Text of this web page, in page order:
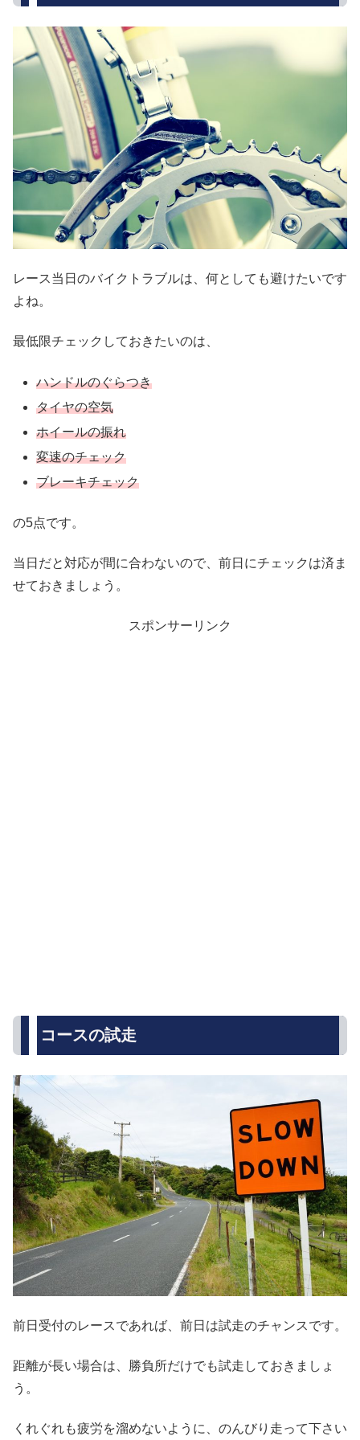
レース当日のバイクトラブルは、何としても避けたいです
よね。
最低限チェックしておきたいのは、
ハンドルのぐらつき
タイヤの空気
ホイールの振れ
変速のチェック
ブレーキチェック
の5点です。
当日だと対応が間に合わないので、前日にチェックは済ま
せておきましょう。
スポンサーリンク
コースの試走
前日受付のレースであれば、前日は試走のチャンスです。
距離が長い場合は、勝負所だけでも試走しておきましょ
う。
くれぐれも疲労を溜めないように、のんびり走って下さい